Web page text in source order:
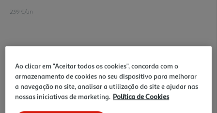
2.99 €/un
Notas de preparação
Ao clicar em "Aceitar todos os cookies", concorda com o
armazenamento de cookies no seu dispositivo para melhorar
a navegação no site, analisar a utilização do site e ajudar nas
nossas iniciativas de marketing. Política de Cookies